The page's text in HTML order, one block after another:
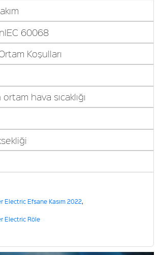
60068
Koşulları
hava sıcaklığı
Electric Efsane Kasım 2022,
Electric Röle